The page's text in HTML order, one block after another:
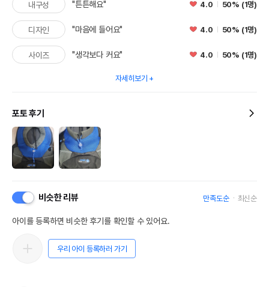
내구성 "튼튼해요" 4.0 50% (1명)
디자인 "마음에 들어요" 4.0 50% (1명)
사이즈 "생각보다 커요" 4.0 50% (1명)
자세히보기
포토 후기
비슷한 리뷰 만족도순 최신순
아이를 등록하면 비슷한 후기를 확인할 수 있어요.
우리 아이 등록하러 가기